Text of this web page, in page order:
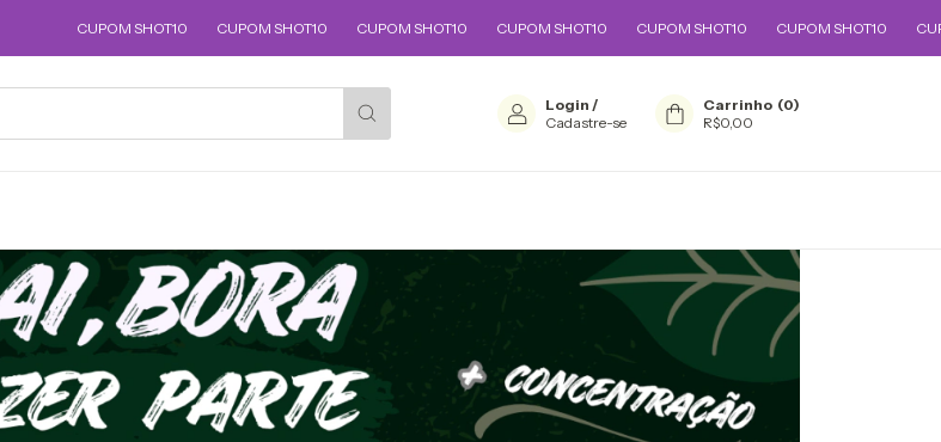
CUPOM SHOT10 CUPOM SHOT10 CUPOM SHOT10 CUPOM SHOT10 CUPOM SHOT10 CUPOM SHOT10 CUPOM
Login /
Cadastre-se
Carrinho (0)
R$0,00